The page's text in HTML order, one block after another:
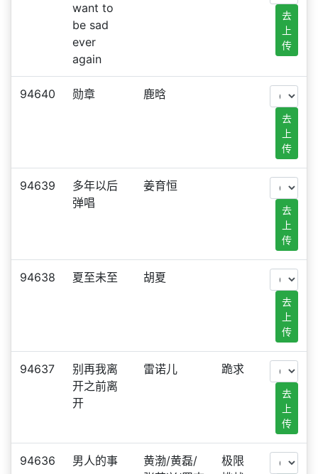
want to
be sad
ever
again
去
上
传
94640 勋章 鹿晗
去
上
传
94639
多年以后
弹唱
姜育恒
去
上
传
94638 夏至未至 胡夏
去
上
传
94637
别再我离
开之前离
开
雷诺儿 跪求
去
上
传
94636 男人的事
黄渤/黄磊/
极限